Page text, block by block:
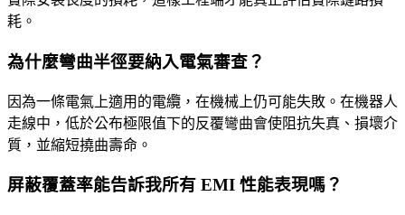
耗。
為什麼彎曲半徑要納入電氣審查？
因為一條電氣上適用的電纜，在機械上仍可能失敗。在機器人
走線中，低於公布極限值下的反覆彎曲會使阻抗失真、損壞介
質，並縮短撓曲壽命。
屏蔽覆蓋率能告訴我所有 EMI 性能表現嗎？